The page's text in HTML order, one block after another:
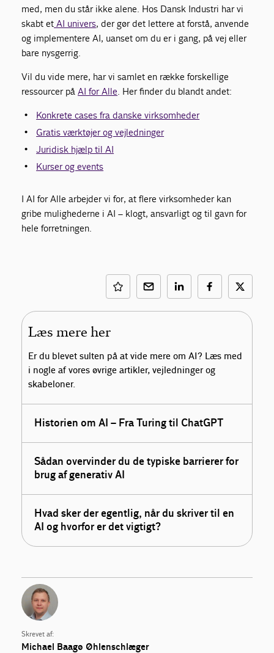
med, men du står ikke alene. Hos Dansk Industri har vi
skabt et AI univers, der gør det lettere at forstå, anvende
og implementere AI, uanset om du er i gang, på vej eller
bare nysgerrig.
Vil du vide mere, har vi samlet en række forskellige
ressourcer påAI for Alle . Her finder du blandt andet:
Konkrete cases fra danske virksomheder
Gratis værktøjer og vejledninger
Juridisk hjælp til AI
Kurser og events
I AI for Alle arbejder vi for, at flere virksomheder kan
gribe mulighederne i AI – klogt, ansvarligt og til gavn for
hele forretningen.
Læs mere her
Er du blevet sulten på at vide mere om AI? Læs med
i nogle af vores øvrige artikler, vejledninger og
skabeloner.
Historien om AI – Fra Turing til ChatGPT
Sådan overvinder du de typiske barrierer for
brug af generativ AI
Hvad sker der egentlig, når du skriver til en
AI og hvorfor er det vigtigt?
Skrevet af:
Michael Baagø Øhlenschlæger